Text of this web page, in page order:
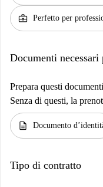
business_center Perfetto per
Documenti necessari
Prepara questi
Senza di questi, la
description Documento
Tipo di contratto